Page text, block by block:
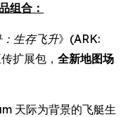
组合：
：生存飞升》(ARK:
扩展包， 全新地图场
天际为背景的飞艇生